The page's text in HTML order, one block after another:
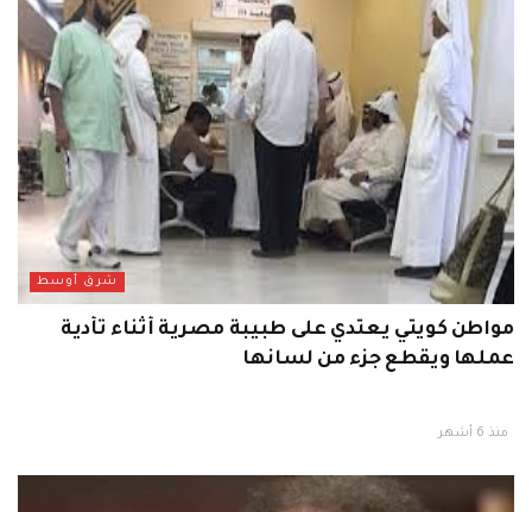
شرق أوسط
مواطن كويتي يعتدي على طبيبة مصرية أثناء تأدية
عملها ويقطع جزء من لسانها
منذ 6 أشهر